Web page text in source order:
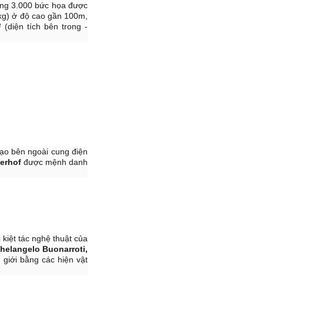
3.000 bức họa được
ở độ cao gần 100m,
(diện tích bên trong -
bên ngoài cung điện
được mệnh danh
tác nghệ thuật của
Buonarroti,
bằng các hiện vật